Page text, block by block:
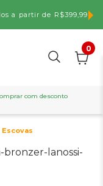
a partir de R$399,99
0
com desconto
Escovas